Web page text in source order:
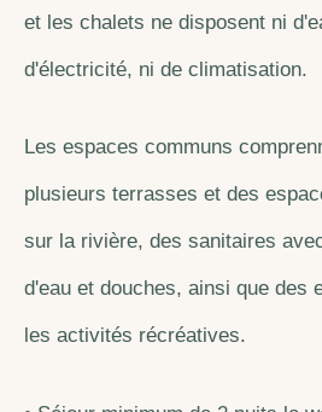
et les chalets ne disposent ni
d'électricité, ni de climatisation.
Les espaces communs
plusieurs terrasses et des
sur la rivière, des sanitaires
d'eau et douches, ainsi que des
les activités récréatives.